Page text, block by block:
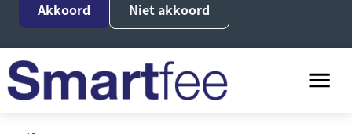
Akkoord Niet akkoord